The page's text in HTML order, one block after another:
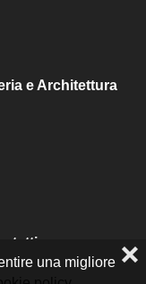
una migliore ❌
e Architettura